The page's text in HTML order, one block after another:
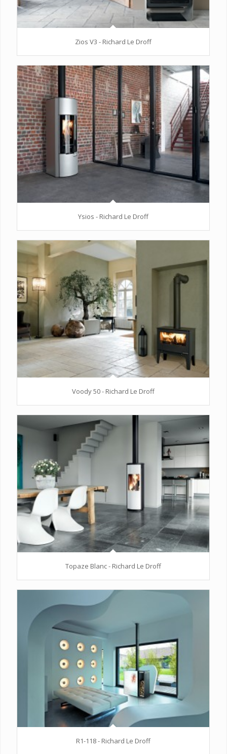
Zios V3 - Richard Le Droff
Ysios - Richard Le Droff
Voody 50 - Richard Le Droff
Topaze Blanc - Richard Le Droff
R1-118 - Richard Le Droff